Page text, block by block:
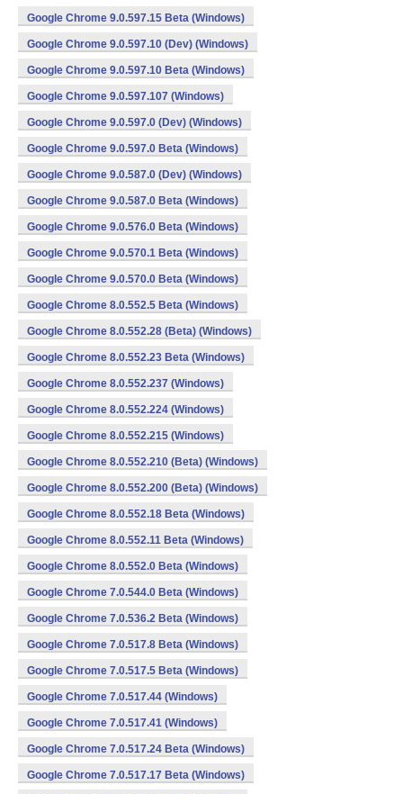
Google Chrome 9.0.597.15 Beta (Windows)
Google Chrome 9.0.597.10 (Dev) (Windows)
Google Chrome 9.0.597.10 Beta (Windows)
Google Chrome 9.0.597.107 (Windows)
Google Chrome 9.0.597.0 (Dev) (Windows)
Google Chrome 9.0.597.0 Beta (Windows)
Google Chrome 9.0.587.0 (Dev) (Windows)
Google Chrome 9.0.587.0 Beta (Windows)
Google Chrome 9.0.576.0 Beta (Windows)
Google Chrome 9.0.570.1 Beta (Windows)
Google Chrome 9.0.570.0 Beta (Windows)
Google Chrome 8.0.552.5 Beta (Windows)
Google Chrome 8.0.552.28 (Beta) (Windows)
Google Chrome 8.0.552.23 Beta (Windows)
Google Chrome 8.0.552.237 (Windows)
Google Chrome 8.0.552.224 (Windows)
Google Chrome 8.0.552.215 (Windows)
Google Chrome 8.0.552.210 (Beta) (Windows)
Google Chrome 8.0.552.200 (Beta) (Windows)
Google Chrome 8.0.552.18 Beta (Windows)
Google Chrome 8.0.552.11 Beta (Windows)
Google Chrome 8.0.552.0 Beta (Windows)
Google Chrome 7.0.544.0 Beta (Windows)
Google Chrome 7.0.536.2 Beta (Windows)
Google Chrome 7.0.517.8 Beta (Windows)
Google Chrome 7.0.517.5 Beta (Windows)
Google Chrome 7.0.517.44 (Windows)
Google Chrome 7.0.517.41 (Windows)
Google Chrome 7.0.517.24 Beta (Windows)
Google Chrome 7.0.517.17 Beta (Windows)